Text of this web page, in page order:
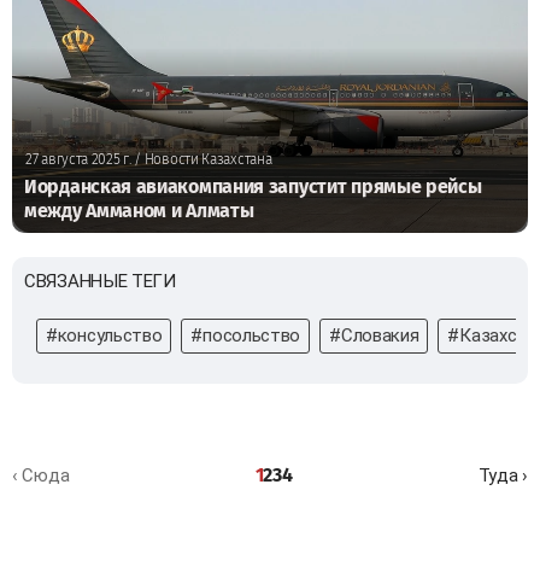
27 августа 2025 г./ Новости Казахстана
Иорданская авиакомпания запустит прямые рейсы
между Амманом и Алматы
СВЯЗАННЫЕ ТЕГИ
#консульство #посольство #Словакия
‹ Сюда 1234 Туда ›